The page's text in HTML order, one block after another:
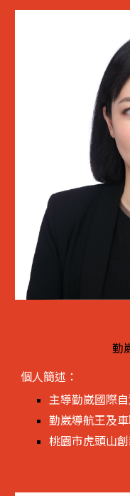
勤
個人簡述：
主導勤崴國際
勤崴導航王及
桃園市虎頭山